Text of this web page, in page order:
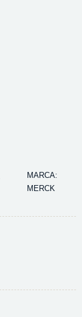
MARCA:
MERCK